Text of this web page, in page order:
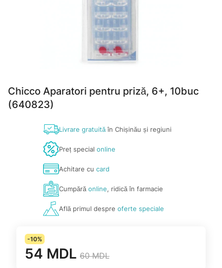
Chicco Aparatori pentru priză, 6+, 10buc
(640823)
Livrare gratuităîn Chișinău și regiuni
Preț special online
Achitare cu card
Cumpărăonline, ridică în farmacie
Află primul despre oferte speciale
-10%
54 MDL 60 MDL